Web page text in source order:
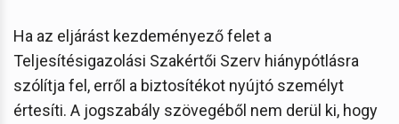
Ha az eljárást kezdeményező felet a
Teljesítésigazolási Szakértői Szerv hiánypótlásra
szólítja fel, erről a biztosítékot nyújtó személyt
értesíti. A jogszabály szövegéből nem derül ki, hogy